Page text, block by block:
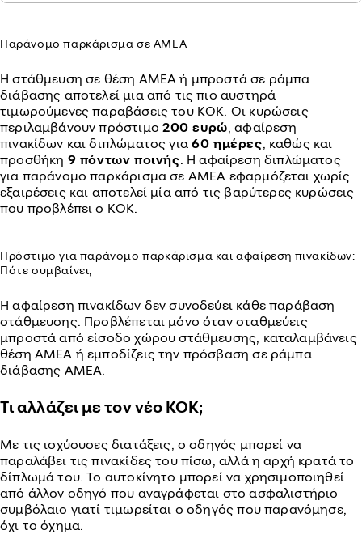
Παράνομο παρκάρισμα σε ΑΜΕΑ
Η στάθμευση σε θέση ΑΜΕΑ ή μπροστά σε ράμπα
διάβασης αποτελεί μια από τις πιο αυστηρά
τιμωρούμενες παραβάσεις του ΚΟΚ. Οι κυρώσεις
περιλαμβάνουν πρόστιμο200 ευρώ, αφαίρεση
πινακίδων και διπλώματος για60 ημέρες, καθώς και
προσθήκη 9 πόντων ποινής. Η αφαίρεση διπλώματος
για παράνομο παρκάρισμα σε ΑΜΕΑ εφαρμόζεται χωρίς
εξαιρέσεις και αποτελεί μία από τις βαρύτερες κυρώσεις
που προβλέπει ο ΚΟΚ.
Πρόστιμο για παράνομο παρκάρισμα και αφαίρεση πινακίδων:
Πότε συμβαίνει;
Η αφαίρεση πινακίδων δεν συνοδεύει κάθε παράβαση
στάθμευσης. Προβλέπεται μόνο όταν σταθμεύεις
μπροστά από είσοδο χώρου στάθμευσης, καταλαμβάνεις
θέση ΑΜΕΑ ή εμποδίζεις την πρόσβαση σε ράμπα
διάβασης ΑΜΕΑ.
Τι αλλάζει με τον νέο ΚΟΚ;
Με τις ισχύουσες διατάξεις, ο οδηγός μπορεί να
παραλάβει τις πινακίδες του πίσω, αλλά η αρχή κρατά το
δίπλωμά του. Το αυτοκίνητο μπορεί να χρησιμοποιηθεί
από άλλον οδηγό που αναγράφεται στο ασφαλιστήριο
συμβόλαιο γιατί τιμωρείται ο οδηγός που παρανόμησε,
όχι το όχημα.